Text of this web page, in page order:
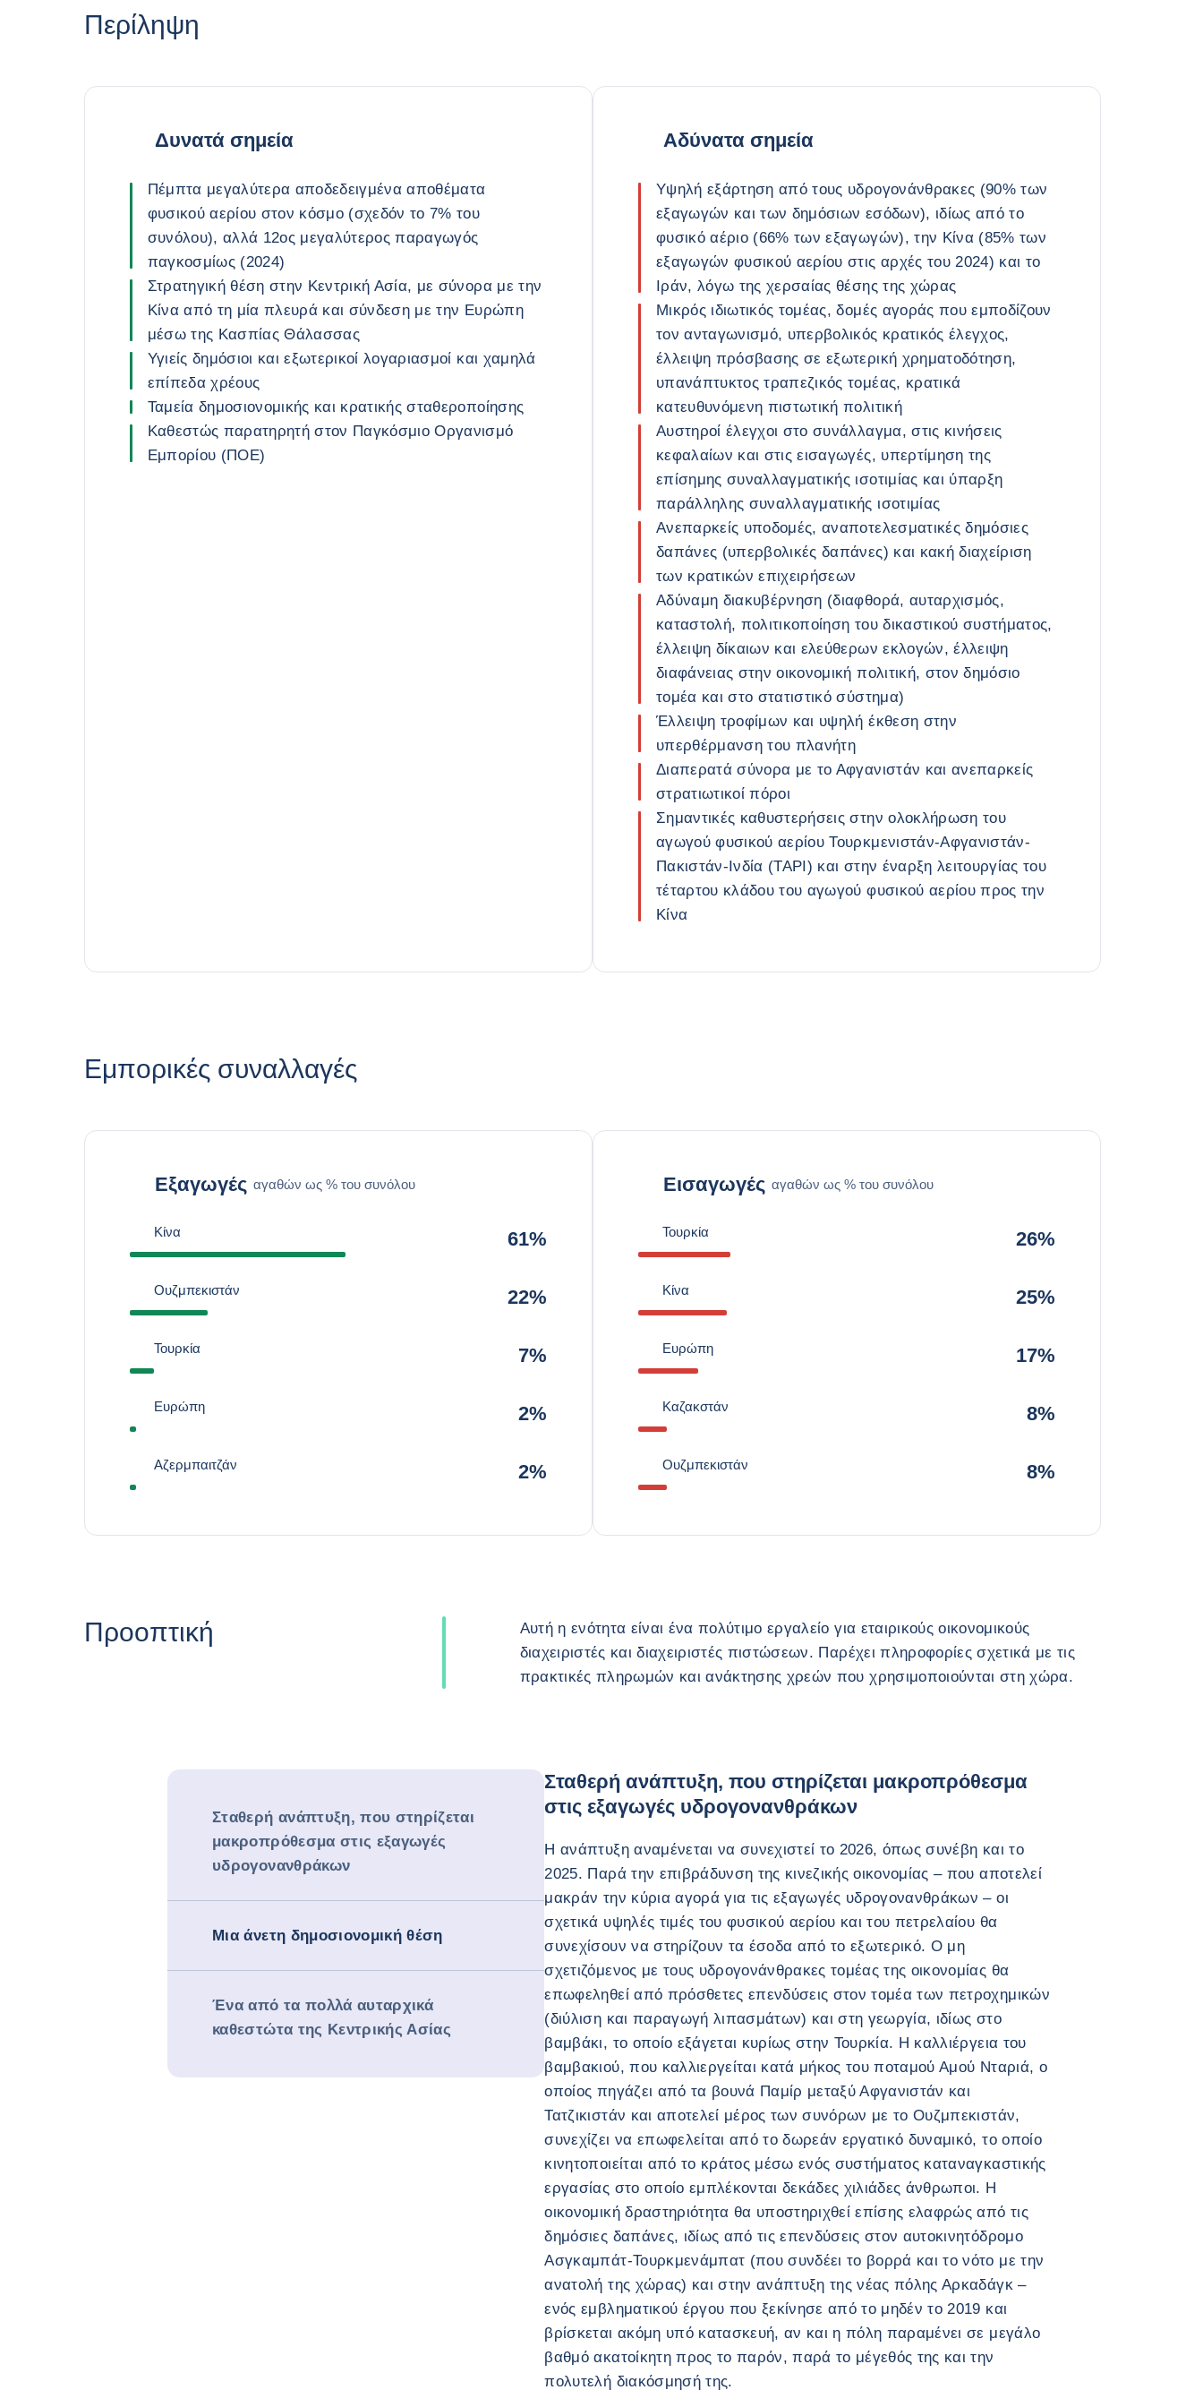
Περίληψη
Δυνατά σημεία
Πέμπτα μεγαλύτερα αποδεδειγμένα αποθέματα
φυσικού αερίου στον κόσμο (σχεδόν το 7% του
συνόλου), αλλά 12ος μεγαλύτερος παραγωγός
παγκοσμίως (2024)
Στρατηγική θέση στην Κεντρική Ασία, με σύνορα με την
Κίνα από τη μία πλευρά και σύνδεση με την Ευρώπη
μέσω της Κασπίας Θάλασσας
Υγιείς δημόσιοι και εξωτερικοί λογαριασμοί και χαμηλά
επίπεδα χρέους
Ταμεία δημοσιονομικής και κρατικής σταθεροποίησης
Καθεστώς παρατηρητή στον Παγκόσμιο Οργανισμό
Εμπορίου (ΠΟΕ)
Αδύνατα σημεία
Υψηλή εξάρτηση από τους υδρογονάνθρακες (90% των
εξαγωγών και των δημόσιων εσόδων), ιδίως από το
φυσικό αέριο (66% των εξαγωγών), την Κίνα (85% των
εξαγωγών φυσικού αερίου στις αρχές του 2024) και το
Ιράν, λόγω της χερσαίας θέσης της χώρας
Μικρός ιδιωτικός τομέας, δομές αγοράς που εμποδίζουν
τον ανταγωνισμό, υπερβολικός κρατικός έλεγχος,
έλλειψη πρόσβασης σε εξωτερική χρηματοδότηση,
υπανάπτυκτος τραπεζικός τομέας, κρατικά
κατευθυνόμενη πιστωτική πολιτική
Αυστηροί έλεγχοι στο συνάλλαγμα, στις κινήσεις
κεφαλαίων και στις εισαγωγές, υπερτίμηση της
επίσημης συναλλαγματικής ισοτιμίας και ύπαρξη
παράλληλης συναλλαγματικής ισοτιμίας
Ανεπαρκείς υποδομές, αναποτελεσματικές δημόσιες
δαπάνες (υπερβολικές δαπάνες) και κακή διαχείριση
των κρατικών επιχειρήσεων
Αδύναμη διακυβέρνηση (διαφθορά, αυταρχισμός,
καταστολή, πολιτικοποίηση του δικαστικού συστήματος,
έλλειψη δίκαιων και ελεύθερων εκλογών, έλλειψη
διαφάνειας στην οικονομική πολιτική, στον δημόσιο
τομέα και στο στατιστικό σύστημα)
Έλλειψη τροφίμων και υψηλή έκθεση στην
υπερθέρμανση του πλανήτη
Διαπερατά σύνορα με το Αφγανιστάν και ανεπαρκείς
στρατιωτικοί πόροι
Σημαντικές καθυστερήσεις στην ολοκλήρωση του
αγωγού φυσικού αερίου Τουρκμενιστάν-Αφγανιστάν-
Πακιστάν-Ινδία (TAPI) και στην έναρξη λειτουργίας του
τέταρτου κλάδου του αγωγού φυσικού αερίου προς την
Κίνα
Εμπορικές συναλλαγές
Εξαγωγές αγαθών ως % του συνόλου
Κίνα 61%
Ουζμπεκιστάν 22%
Τουρκία 7%
Ευρώπη 2%
Αζερμπαιτζάν 2%
Εισαγωγές αγαθών ως % του συνόλου
Τουρκία 26%
Κίνα 25%
Ευρώπη 17%
Καζακστάν 8%
Ουζμπεκιστάν 8%
Προοπτική
Αυτή η ενότητα είναι ένα πολύτιμο εργαλείο για εταιρικούς οικονομικούς
διαχειριστές και διαχειριστές πιστώσεων. Παρέχει πληροφορίες σχετικά με τις
πρακτικές πληρωμών και ανάκτησης χρεών που χρησιμοποιούνται στη χώρα.
Σταθερή ανάπτυξη, που στηρίζεται
μακροπρόθεσμα στις εξαγωγές
υδρογονανθράκων
Μια άνετη δημοσιονομική θέση
Ένα από τα πολλά αυταρχικά
καθεστώτα της Κεντρικής Ασίας
Σταθερή ανάπτυξη, που στηρίζεται μακροπρόθεσμα
στις εξαγωγές υδρογονανθράκων
Η ανάπτυξη αναμένεται να συνεχιστεί το 2026, όπως συνέβη και το
2025. Παρά την επιβράδυνση της κινεζικής οικονομίας – που αποτελεί
μακράν την κύρια αγορά για τις εξαγωγές υδρογονανθράκων – οι
σχετικά υψηλές τιμές του φυσικού αερίου και του πετρελαίου θα
συνεχίσουν να στηρίζουν τα έσοδα από το εξωτερικό. Ο μη
σχετιζόμενος με τους υδρογονάνθρακες τομέας της οικονομίας θα
επωφεληθεί από πρόσθετες επενδύσεις στον τομέα των πετροχημικών
(διύλιση και παραγωγή λιπασμάτων) και στη γεωργία, ιδίως στο
βαμβάκι, το οποίο εξάγεται κυρίως στην Τουρκία. Η καλλιέργεια του
βαμβακιού, που καλλιεργείται κατά μήκος του ποταμού Αμού Νταριά, ο
οποίος πηγάζει από τα βουνά Παμίρ μεταξύ Αφγανιστάν και
Τατζικιστάν και αποτελεί μέρος των συνόρων με το Ουζμπεκιστάν,
συνεχίζει να επωφελείται από το δωρεάν εργατικό δυναμικό, το οποίο
κινητοποιείται από το κράτος μέσω ενός συστήματος καταναγκαστικής
εργασίας στο οποίο εμπλέκονται δεκάδες χιλιάδες άνθρωποι. Η
οικονομική δραστηριότητα θα υποστηριχθεί επίσης ελαφρώς από τις
δημόσιες δαπάνες, ιδίως από τις επενδύσεις στον αυτοκινητόδρομο
Ασγκαμπάτ-Τουρκμενάμπατ (που συνδέει το βορρά και το νότο με την
ανατολή της χώρας) και στην ανάπτυξη της νέας πόλης Αρκαδάγκ –
ενός εμβληματικού έργου που ξεκίνησε από το μηδέν το 2019 και
βρίσκεται ακόμη υπό κατασκευή, αν και η πόλη παραμένει σε μεγάλο
βαθμό ακατοίκητη προς το παρόν, παρά το μέγεθός της και την
πολυτελή διακόσμησή της.